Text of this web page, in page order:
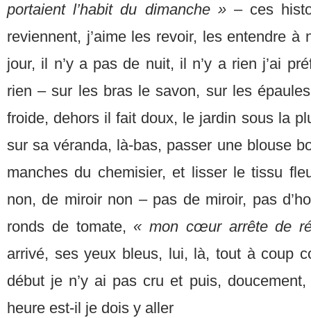
portaient l’habit du dimanche »– ces
reviennent, j’aime les revoir, les entendre à
jour, il n’y a pas de nuit, il n’y a rien j’ai
rien – sur les bras le savon, sur les
froide, dehors il fait doux, le jardin sous la
sur sa véranda, là-bas, passer une blouse
manches du chemisier, et lisser le tissu
non, de miroir non – pas de miroir, pas
ronds de tomate, « mon cœur arrête de
arrivé, ses yeux bleus, lui, là, tout à coup
début je n’y ai pas cru et puis,
heure est-il je dois y aller